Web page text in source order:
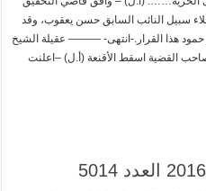
سبيل النائب السابق حسن يعقوب، وقد
هذا القرار.-انتهى- ——— عقيلة الشيخ
القضية اسقط الأقنعة (أ.ل) –اعلنت